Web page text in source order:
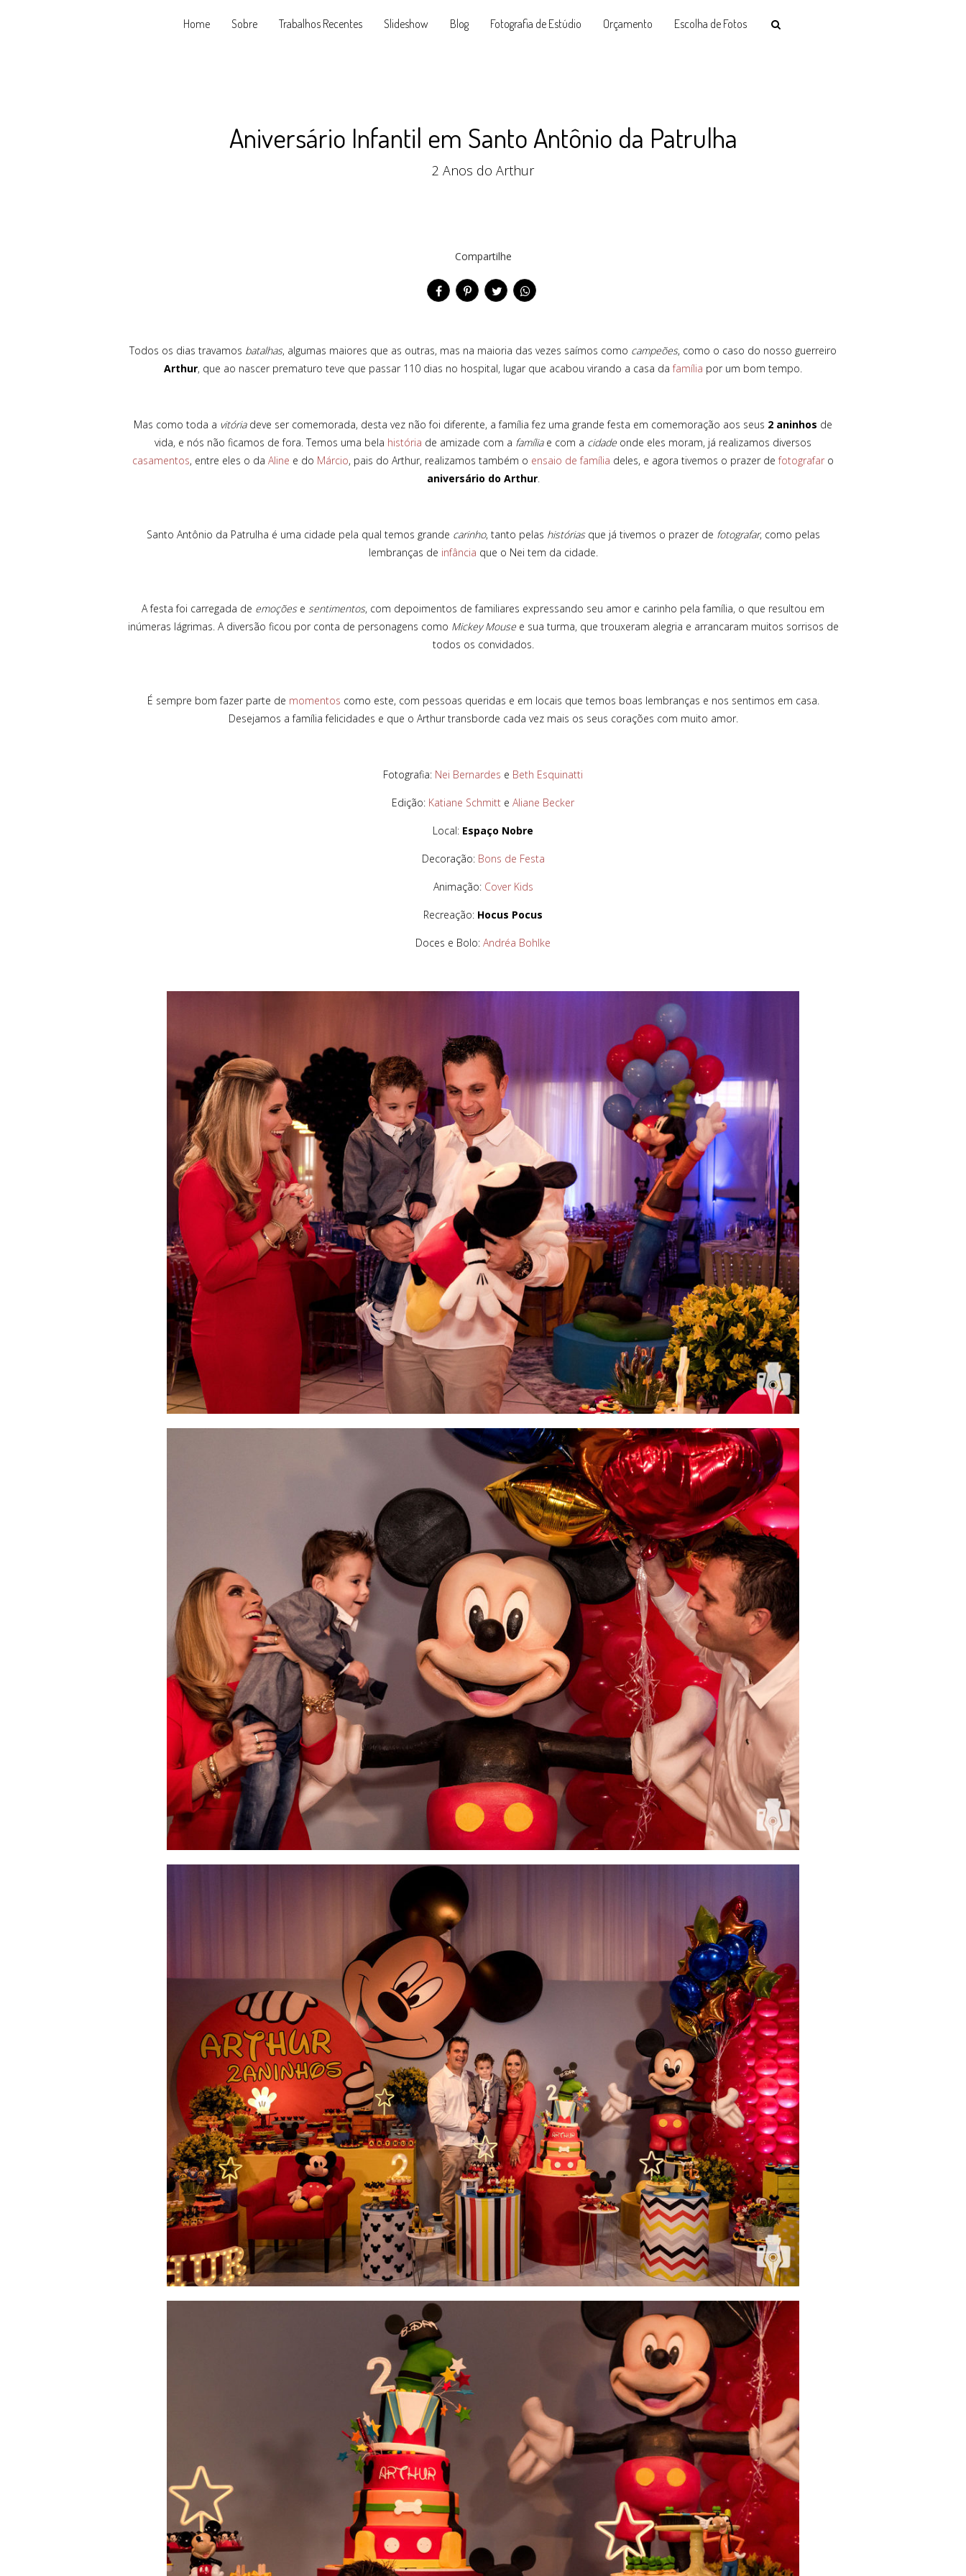
Home Sobre Trabalhos Recentes Slideshow Blog Fotografia de Estúdio Orçamento Escolha de Fotos
Aniversário Infantil em Santo Antônio da Patrulha
2 Anos do Arthur
Compartilhe
Todos os dias travamos batalhas, algumas maiores que as outras, mas na maioria das vezes saímos como campeões, como o caso do nosso guerreiro
Arthur, que ao nascer prematuro teve que passar 110 dias no hospital, lugar que acabou virando a casa dafamília por um bom tempo.
Mas como toda a vitóriadeve ser comemorada, desta vez não foi diferente, a família fez uma grande festa em comemoração aos seus 2 aninhos de
vida, e nós não ficamos de fora. Temos uma bela história de amizade com a famíliae com a cidade onde eles moram, já realizamos diversos
casamentos, entre eles o da Aline e do Márcio, pais do Arthur, realizamos também o ensaio de família deles, e agora tivemos o prazer defotografar o
aniversário do Arthur.
Santo Antônio da Patrulha é uma cidade pela qual temos grande carinho, tanto pelas históriasque já tivemos o prazer de fotografar, como pelas
lembranças de infância que o Nei tem da cidade.
A festa foi carregada de emoçõese sentimentos, com depoimentos de familiares expressando seu amor e carinho pela família, o que resultou em
inúmeras lágrimas. A diversão ficou por conta de personagens como Mickey Mousee sua turma, que trouxeram alegria e arrancaram muitos sorrisos de
todos os convidados.
É sempre bom fazer parte de momentos como este, com pessoas queridas e em locais que temos boas lembranças e nos sentimos em casa.
Desejamos a família felicidades e que o Arthur transborde cada vez mais os seus corações com muito amor.
Fotografia: Nei Bernardes e Beth Esquinatti
Edição: Katiane Schmitt e Aliane Becker
Local: Espaço Nobre
Decoração: Bons de Festa
Animação: Cover Kids
Recreação: Hocus Pocus
Doces e Bolo: Andréa Bohlke